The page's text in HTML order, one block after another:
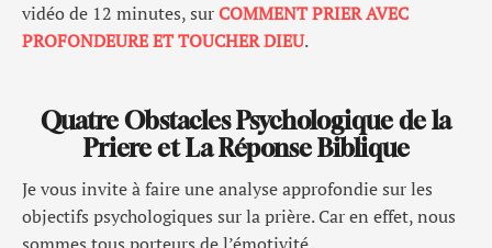
vidéo de 12 minutes, sur COMMENT PRIER AVEC
PROFONDEURE ET TOUCHER DIEU.
Quatre Obstacles Psychologique de la
Priere et La Réponse Biblique
Je vous invite à faire une analyse approfondie sur les
objectifs psychologiques sur la prière. Car en effet, nous